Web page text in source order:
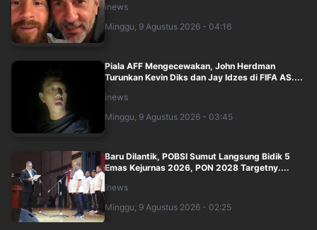
inews
Minggu, 9 Agustus 2026 - 04:16
Piala AFF Mengecewakan, John Herdman
Turunkan Kevin Diks dan Jay Idzes di FIFA AS....
inews
Minggu, 9 Agustus 2026 - 03:45
Baru Dilantik, POBSI Sumut Langsung Bidik 5
Emas Kejurnas 2026, PON 2028 Targetny....
inews
Minggu, 9 Agustus 2026 - 02:25